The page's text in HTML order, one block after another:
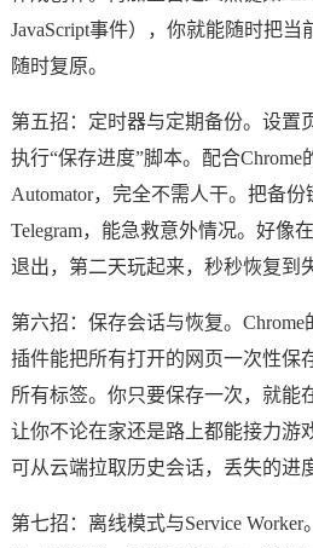
JavaScript事件），你就能随时把当
随时复原。
第五招：定时器与定期备份。设置
执行“保存进度”脚本。配合Chrome
Automator，完全不需人干。把备
Telegram，能急救意外情况。好像
退出，第二天玩起来，秒秒恢复到
第六招：保存会话与恢复。Chrome
插件能把所有打开的网页一次性保
所有标签。你只要保存一次，就能
让你不论在家还是路上都能接力游
可从云端拉取历史会话，丢失的进
第七招：离线模式与Service